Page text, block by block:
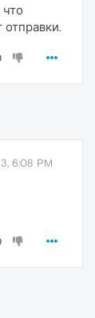
что
6:08 PM